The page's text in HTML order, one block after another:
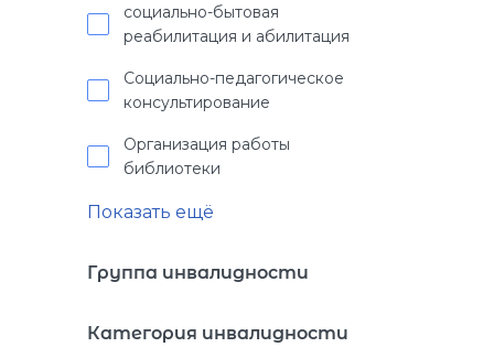
социально-бытовая
реабилитация и абилитация
Социально-педагогическое
консультирование
Организация работы
библиотеки
Показать ещё
Группа инвалидности
Категория инвалидности